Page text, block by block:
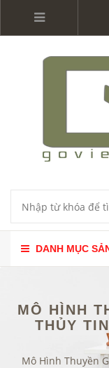
DANH MỤC
MÔ HÌNH
THỦY
Mô Hình Thuyền